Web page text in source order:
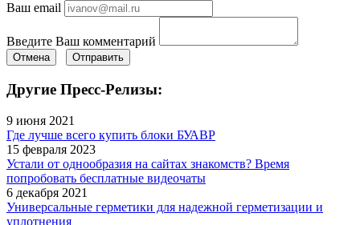
Ваш email
Введите Ваш комментарий
Отмена Отправить
Другие Пресс-Релизы:
9 июня 2021
Где лучше всего купить блоки БУАВР
15 февраля 2023
Устали от однообразия на сайтах знакомств? Время
попробовать бесплатные видеочаты
6 декабря 2021
Универсальные герметики для надежной герметизации и
уплотнения